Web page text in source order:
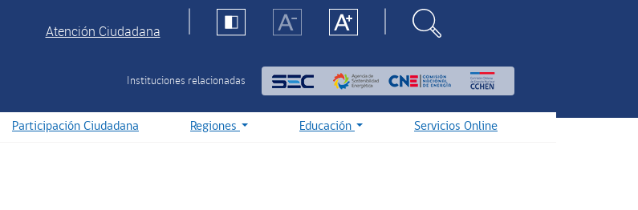
Atención Ciudadana
Instituciones relacionadas
Participación Ciudadana Regiones Educación Servicios Online